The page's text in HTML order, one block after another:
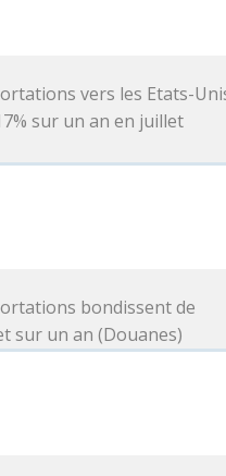
vers les Etats-
sur un an en juillet
bondissent de
sur un an (Douanes)